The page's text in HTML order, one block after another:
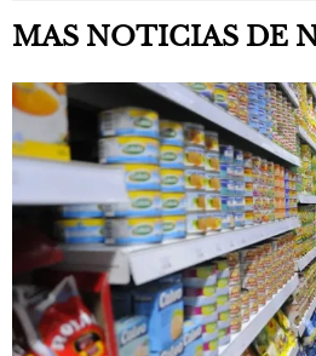
MAS NOTICIAS DE